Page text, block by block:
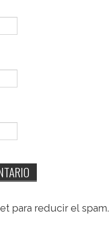
para reducir el spam.